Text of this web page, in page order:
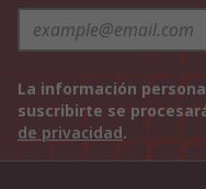
La información
suscribirte se
de privacidad.